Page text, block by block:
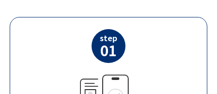
step
01